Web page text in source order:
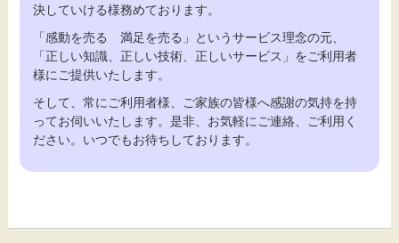
決していける様務めております。
「感動を売る 満足を売る」というサービス理念の元、
「正しい知識、正しい技術、正しいサービス」をご利用者
様にご提供いたします。
そして、常にご利用者様、ご家族の皆様へ感謝の気持を持
ってお伺いいたします。是非、お気軽にご連絡、ご利用く
ださい。いつでもお待ちしております。